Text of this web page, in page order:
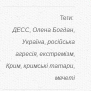
Теги:
ДЕСС Олена Богдан
Україна російська
агресія екстремізм
Крим кримські татари
мечеті